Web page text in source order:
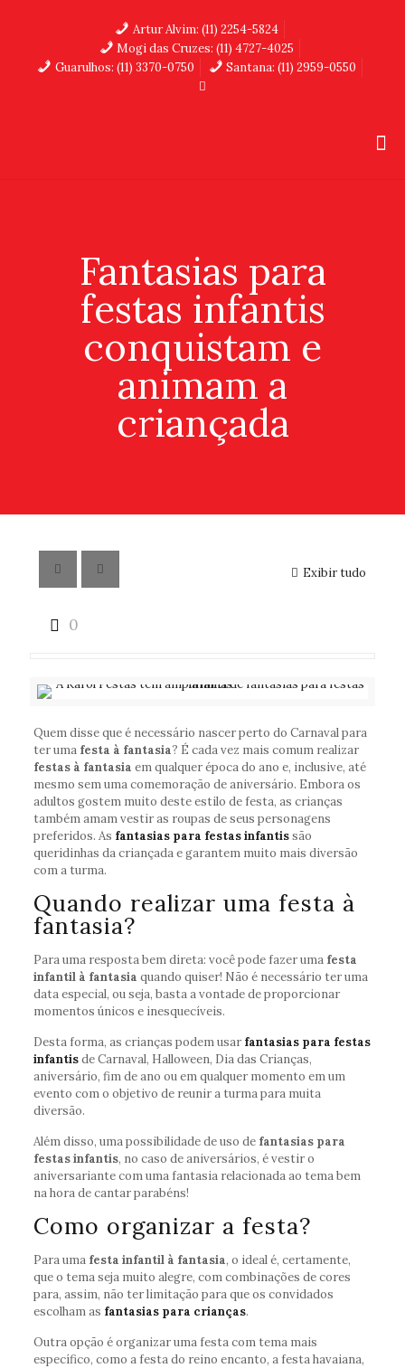
Artur Alvim: (11) 2254-5824
Mogi das Cruzes: (11) 4727-4025
Guarulhos: (11) 3370-0750
Santana: (11) 2959-0550
Fantasias para
festas infantis
conquistam e
animam a
criançada
Exibir tudo
0
Quem disse que é necessário nascer perto do Carnaval para
ter uma festa à fantasia? É cada vez mais comum realizar
festas à fantasia em qualquer época do ano e, inclusive, até
mesmo sem uma comemoração de aniversário. Embora os
adultos gostem muito deste estilo de festa, as crianças
também amam vestir as roupas de seus personagens
preferidos. As fantasias para festas infantissão
queridinhas da criançada e garantem muito mais diversão
com a turma.
Quando realizar uma festa à
fantasia?
Para uma resposta bem direta: você pode fazer uma festa
infantil à fantasia quando quiser! Não é necessário ter uma
data especial, ou seja, basta a vontade de proporcionar
momentos únicos e inesquecíveis.
Desta forma, as crianças podem usar fantasias para festas
infantisde Carnaval, Halloween, Dia das Crianças,
aniversário, fim de ano ou em qualquer momento em um
evento com o objetivo de reunir a turma para muita
diversão.
Além disso, uma possibilidade de uso de fantasias para
festas infantis, no caso de aniversários, é vestir o
aniversariante com uma fantasia relacionada ao tema bem
na hora de cantar parabéns!
Como organizar a festa?
Para uma festa infantil à fantasia, o ideal é, certamente,
que o tema seja muito alegre, com combinações de cores
para, assim, não ter limitação para que os convidados
escolham as fantasias para crianças.
Outra opção é organizar uma festa com tema mais
específico, como a festa do reino encanto, a festa havaiana,